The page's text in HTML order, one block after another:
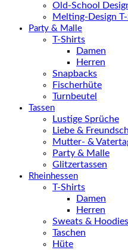
Old-School
Melting-Design
Party & Malle
T-Shirts
Damen
Herren
Snapbacks
Fischerhüte
Turnbeutel
Tassen
Lustige Sprüche
Liebe &
Mutter- &
Party & Malle
Glitzertassen
Rheinhessen
T-Shirts
Damen
Herren
Sweats & Hoodies
Taschen
Hüte